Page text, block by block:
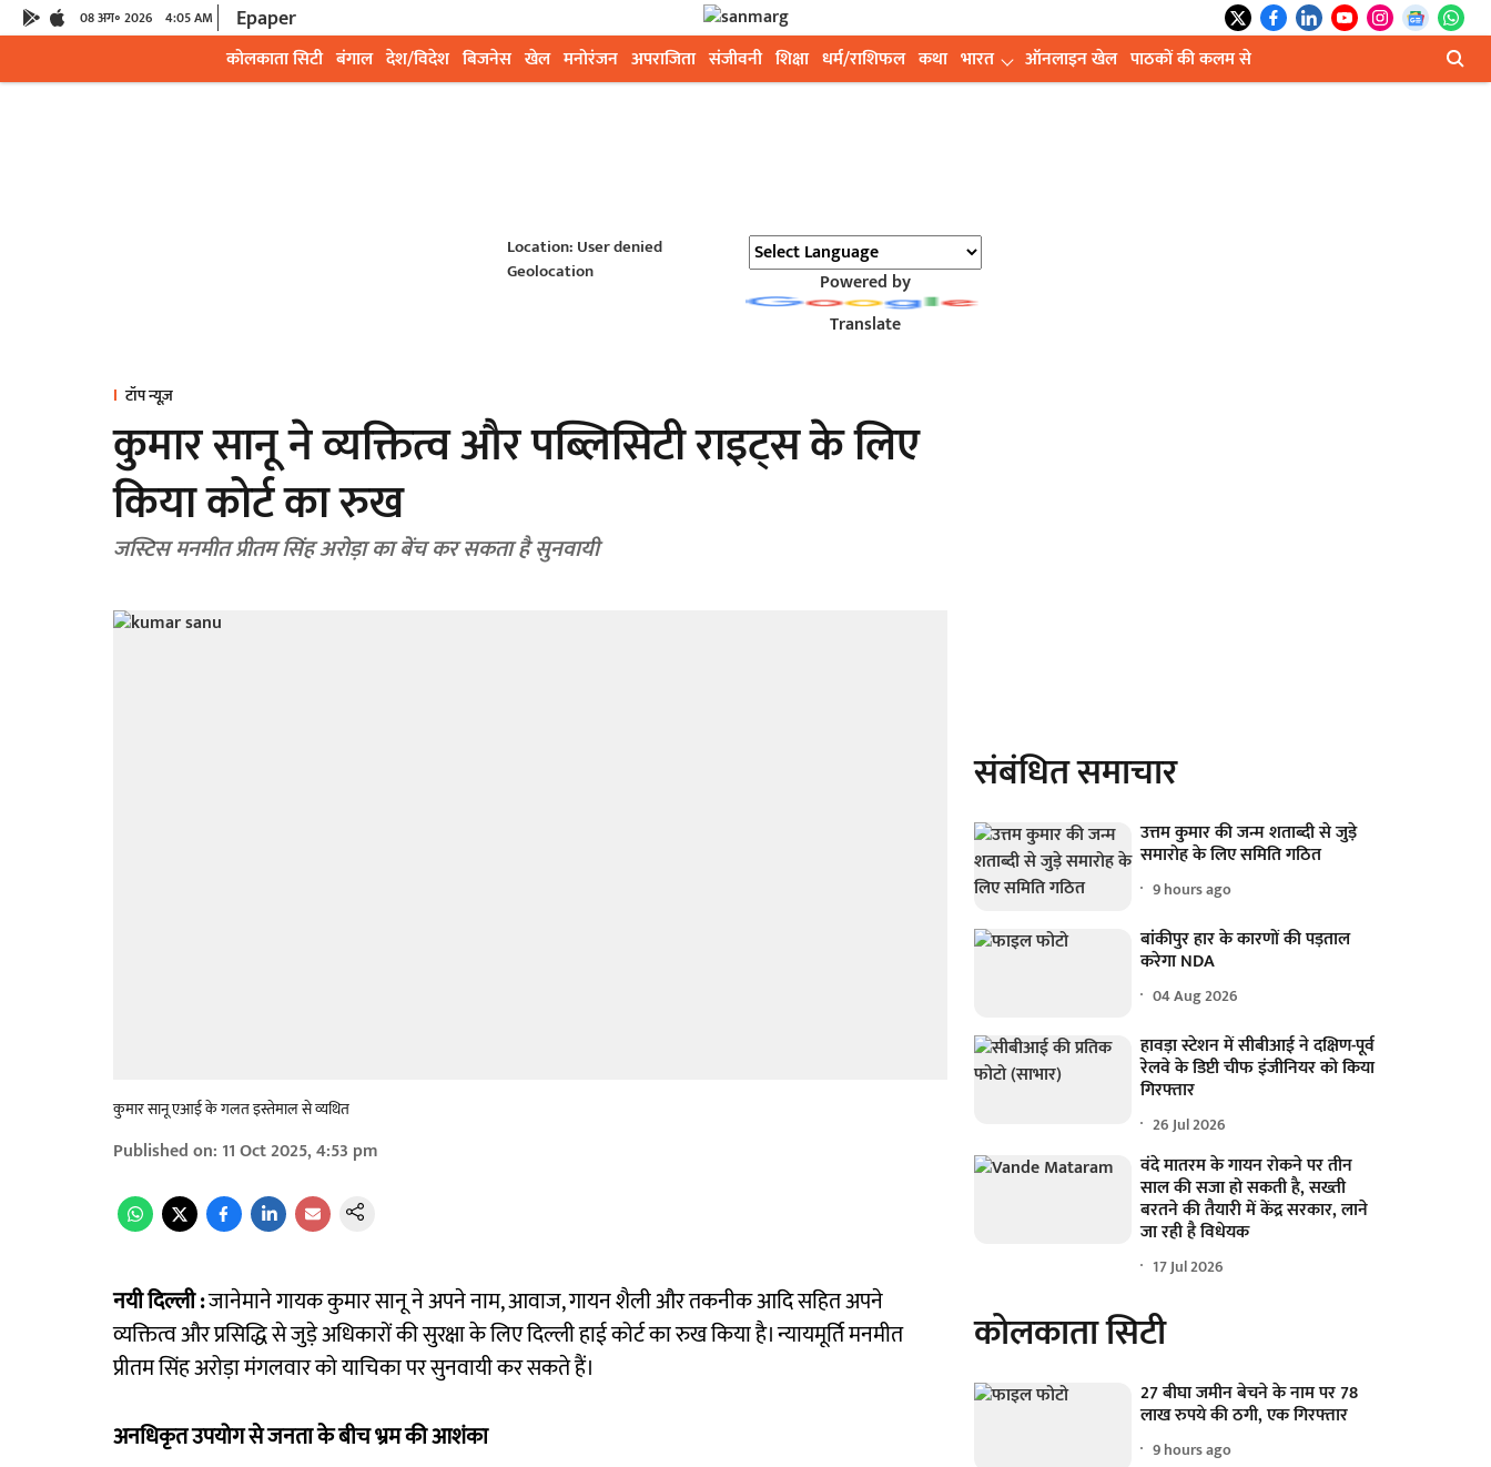
08 अग॰ 2026 4:05 AM Epaper
कोलकाता सिटी बंगाल देश/विदेश बिजनेस खेल मनोरंजन अपराजिता संजीवनी शिक्षा धर्म/राशिफल कथा भारत ऑनलाइन खेल पाठकों की कलम से
Location: User denied
Geolocation
Powered by
Translate
टॉप न्यूज़
कुमार सानू ने व्यक्तित्व और पब्लिसिटी राइट्स के लिए
किया कोर्ट का रुख
जस्टिस मनमीत प्रीतम सिंह अरोड़ा का बेंच कर सकता है सुनवायी
कुमार सानू एआई के गलत इस्तेमाल से व्यथित
Published on: 11 Oct 2025, 4:53 pm
नयी दिल्ली :जानेमाने गायक कुमार सानू ने अपने नाम, आवाज, गायन शैली और तकनीक आदि सहित अपने
व्यक्तित्व और प्रसिद्धि से जुड़े अधिकारों की सुरक्षा के लिए दिल्ली हाई कोर्ट का रुख किया है। न्यायमूर्ति मनमीत
प्रीतम सिंह अरोड़ा मंगलवार को याचिका पर सुनवायी कर सकते हैं।
अनधिकृत उपयोग से जनता के बीच भ्रम की आशंका
संबंधित समाचार
उत्तम कुमार की जन्म शताब्दी से जुड़े
समारोह के लिए समिति गठित
9 hours ago
बांकीपुर हार के कारणों की पड़ताल
करेगा NDA
04 Aug 2026
हावड़ा स्टेशन में सीबीआई ने दक्षिण-पूर्व
रेलवे के डिप्टी चीफ इंजीनियर को किया
गिरफ्तार
26 Jul 2026
वंदे मातरम के गायन रोकने पर तीन
साल की सजा हो सकती है, सख्ती
बरतने की तैयारी में केंद्र सरकार, लाने
जा रही है विधेयक
17 Jul 2026
कोलकाता सिटी
27 बीघा जमीन बेचने के नाम पर 78
लाख रुपये की ठगी, एक गिरफ्तार
9 hours ago